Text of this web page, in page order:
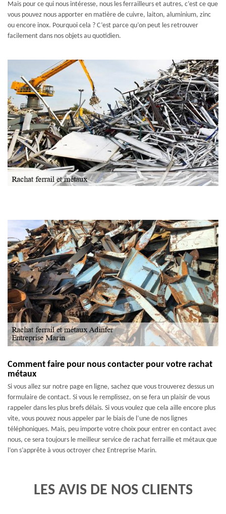
Mais pour ce qui nous intéresse, nous les ferrailleurs et autres, c’est ce que
vous pouvez nous apporter en matière de cuivre, laiton, aluminium, zinc
ou encore inox. Pourquoi cela ? C’est parce qu’on peut les retrouver
facilement dans nos objets au quotidien.
Comment faire pour nous contacter pour votre rachat
métaux
Si vous allez sur notre page en ligne, sachez que vous trouverez dessus un
formulaire de contact. Si vous le remplissez, on se fera un plaisir de vous
rappeler dans les plus brefs délais. Si vous voulez que cela aille encore plus
vite, vous pouvez nous appeler par le biais de l’une de nos lignes
téléphoniques. Mais, peu importe votre choix pour entrer en contact avec
nous, ce sera toujours le meilleur service de rachat ferraille et métaux que
l’on s’apprête à vous octroyer chez Entreprise Marin.
LES AVIS DE NOS CLIENTS